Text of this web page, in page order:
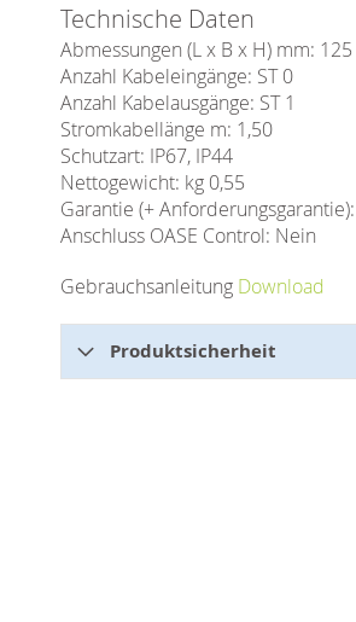
Technische Daten
Abmessungen (L x B x H) mm:
Anzahl Kabeleingänge: ST 0
Anzahl Kabelausgänge: ST 1
Stromkabellänge m: 1,50
Schutzart: IP67, IP44
Nettogewicht: kg 0,55
Garantie (+ Anforderungsgarantie):
Anschluss OASE Control: Nein
Gebrauchsanleitung Download
Produktsicherheit